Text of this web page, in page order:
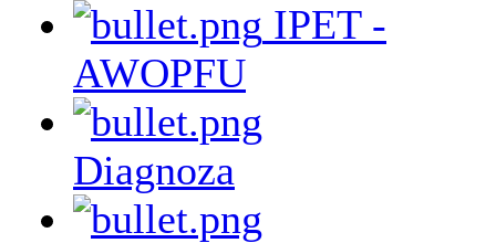
IPET -
AWOPFU
Diagnoza